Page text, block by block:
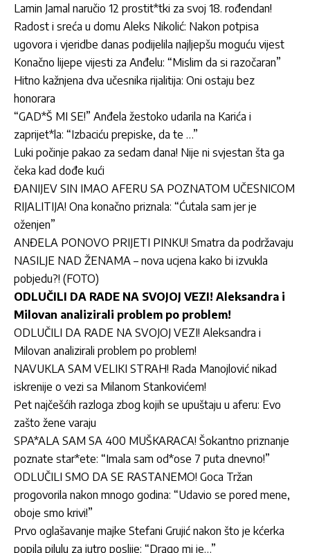
Lamin Jamal naručio 12 prostit*tki za svoj 18. rođendan!
Radost i sreća u domu Aleks Nikolić: Nakon potpisa
ugovora i vjeridbe danas podijelila najljepšu moguću vijest
Konačno lijepe vijesti za Anđelu: “Mislim da si razočaran”
Hitno kažnjena dva učesnika rijalitija: Oni ostaju bez
honorara
“GAD*Š MI SE!” Anđela žestoko udarila na Karića i
zaprijet*la: “Izbaciću prepiske, da te …”
Luki počinje pakao za sedam dana! Nije ni svjestan šta ga
čeka kad dođe kući
ĐANIJEV SIN IMAO AFERU SA POZNATOM UČESNICOM
RIJALITIJA! Ona konačno priznala: “Ćutala sam jer je
oženjen”
ANĐELA PONOVO PRIJETI PINKU! Smatra da podržavaju
NASILJE NAD ŽENAMA – nova ucjena kako bi izvukla
pobjedu?! (FOTO)
ODLUČILI DA RADE NA SVOJOJ VEZI! Aleksandra i
Milovan analizirali problem po problem!
ODLUČILI DA RADE NA SVOJOJ VEZI! Aleksandra i
Milovan analizirali problem po problem!
NAVUKLA SAM VELIKI STRAH! Rada Manojlović nikad
iskrenije o vezi sa Milanom Stankovićem!
Pet najčešćih razloga zbog kojih se upuštaju u aferu: Evo
zašto žene varaju
SPA*ALA SAM SA 400 MUŠKARACA! Šokantno priznanje
poznate star*ete: “Imala sam od*ose 7 puta dnevno!”
ODLUČILI SMO DA SE RASTANEMO! Goca Tržan
progovorila nakon mnogo godina: “Udavio se pored mene,
oboje smo krivi!”
Prvo oglašavanje majke Stefani Grujić nakon što je kćerka
popila pilulu za jutro poslije: “Drago mi je…”